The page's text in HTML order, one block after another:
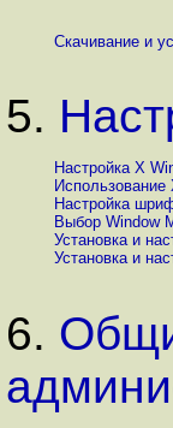
Скачивание и
5.
Настройка X
Настройка
Выбор Window
Установка и
Установка и
6.